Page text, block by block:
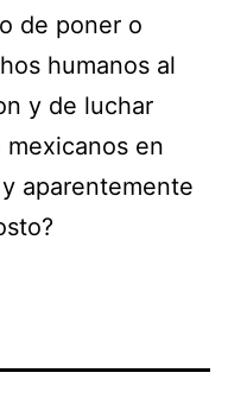
de poner o
humanos al
y de luchar
en
aparentemente